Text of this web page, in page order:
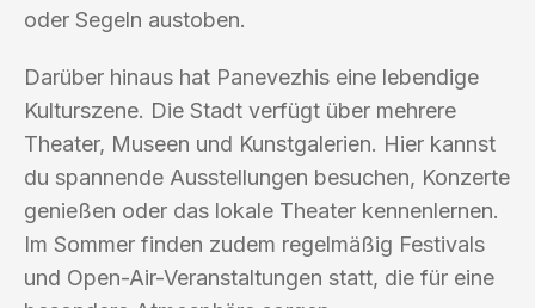
oder Segeln austoben.
Darüber hinaus hat Panevezhis eine lebendige
Kulturszene. Die Stadt verfügt über mehrere
Theater, Museen und Kunstgalerien. Hier kannst
du spannende Ausstellungen besuchen, Konzerte
genießen oder das lokale Theater kennenlernen.
Im Sommer finden zudem regelmäßig Festivals
und Open-Air-Veranstaltungen statt, die für eine